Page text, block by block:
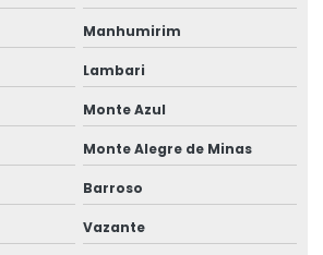
Para Indústria
Movimentação Horizontal
Manhumirim
Lambari
Monte Azul
Monte Alegre de Minas
Barroso
Vazante